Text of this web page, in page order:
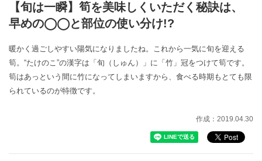
【旬は一瞬】筍を美味しくいただく秘訣は、
早めの◯◯と部位の使い分け!?
暖かく過ごしやすい陽気になりましたね。これから一気に旬を迎える
筍。“たけのこ”の漢字は「旬（しゅん）」に「竹」冠をつけて筍です。
筍はあっという間に竹になってしまいますから、食べる時期もとても限
られているのが特徴です。
作成：2019.04.30